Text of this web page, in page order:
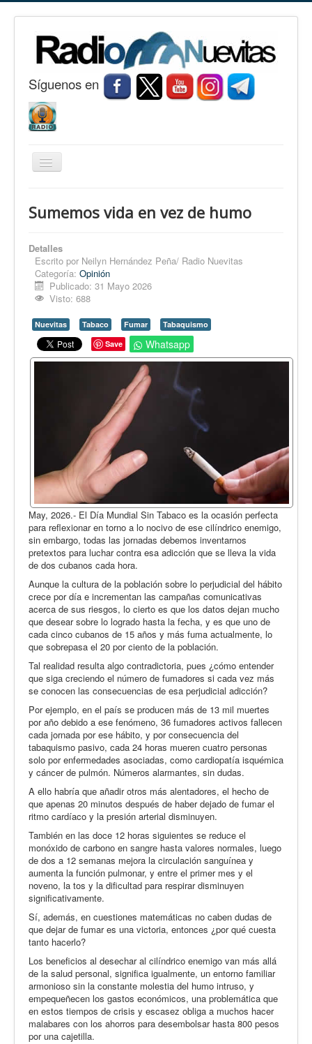
Síguenos en
Cambiar
Nuevitas
Noticias
Conozca Nuevitas
Fotorreportaje
Opinión
En audio
Medio Ambiente
Ciencia, tecnología y curiosidades
Desempolvando la historia
Sumemos vida en vez de humo
Detalles
Escrito por Neilyn Hernández Peña/ Radio Nuevitas
Categoría: Opinión
Publicado: 31 Mayo 2026
Visto: 688
Nuevitas Tabaco Fumar
Tabaquismo
Save
Whatsapp
May, 2026.- El Día Mundial Sin Tabaco es la ocasión perfecta
para reflexionar en torno a lo nocivo de ese cilíndrico enemigo,
sin embargo, todas las jornadas debemos inventarnos
pretextos para luchar contra esa adicción que se lleva la vida
de dos cubanos cada hora.
Aunque la cultura de la población sobre lo perjudicial del hábito
crece por día e incrementan las campañas comunicativas
acerca de sus riesgos, lo cierto es que los datos dejan mucho
que desear sobre lo logrado hasta la fecha, y es que uno de
cada cinco cubanos de 15 años y más fuma actualmente, lo
que sobrepasa el 20 por ciento de la población.
Tal realidad resulta algo contradictoria, pues ¿cómo entender
que siga creciendo el número de fumadores si cada vez más
se conocen las consecuencias de esa perjudicial adicción?
Por ejemplo, en el país se producen más de 13 mil muertes
por año debido a ese fenómeno, 36 fumadores activos fallecen
cada jornada por ese hábito, y por consecuencia del
tabaquismo pasivo, cada 24 horas mueren cuatro personas
solo por enfermedades asociadas, como cardiopatía isquémica
y cáncer de pulmón. Números alarmantes, sin dudas.
A ello habría que añadir otros más alentadores, el hecho de
que apenas 20 minutos después de haber dejado de fumar el
ritmo cardíaco y la presión arterial disminuyen.
También en las doce 12 horas siguientes se reduce el
monóxido de carbono en sangre hasta valores normales, luego
de dos a 12 semanas mejora la circulación sanguínea y
aumenta la función pulmonar, y entre el primer mes y el
noveno, la tos y la dificultad para respirar disminuyen
significativamente.
Sí, además, en cuestiones matemáticas no caben dudas de
que dejar de fumar es una victoria, entonces ¿por qué cuesta
tanto hacerlo?
Los beneficios al desechar al cilíndrico enemigo van más allá
de la salud personal, significa igualmente, un entorno familiar
armonioso sin la constante molestia del humo intruso, y
empequeñecen los gastos económicos, una problemática que
en estos tiempos de crisis y escasez obliga a muchos hacer
malabares con los ahorros para desembolsar hasta 800 pesos
por una cajetilla.